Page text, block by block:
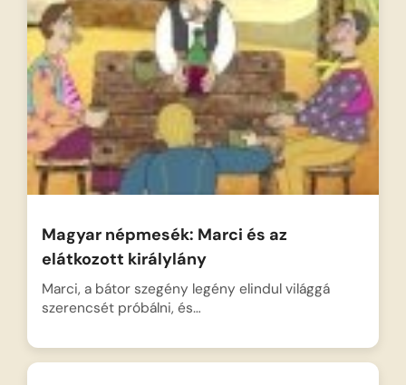
Magyar népmesék: Marci és az
elátkozott királylány
Marci, a bátor szegény legény elindul világgá
szerencsét próbálni, és…